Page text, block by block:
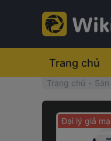
Trang chủ
Trang chủ -
Đại lý giả